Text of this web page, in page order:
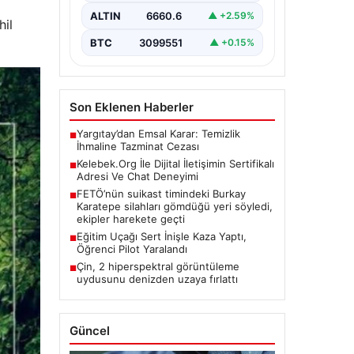
Günümüzde…
ALTIN 6660.6 ▲ +2.59%
BTC 3099551 ▲ +0.15%
Son Eklenen Haberler
■Yargıtay’dan Emsal Karar: Temizlik
İhmaline Tazminat Cezası
■Kelebek.Org İle Dijital İletişimin Sertifikalı
Adresi Ve Chat Deneyimi
■FETÖ’nün suikast timindeki Burkay
Karatepe silahları gömdüğü yeri söyledi,
ekipler harekete geçti
■Eğitim Uçağı Sert İnişle Kaza Yaptı,
Öğrenci Pilot Yaralandı
■Çin, 2 hiperspektral görüntüleme
uydusunu denizden uzaya fırlattı
Güncel